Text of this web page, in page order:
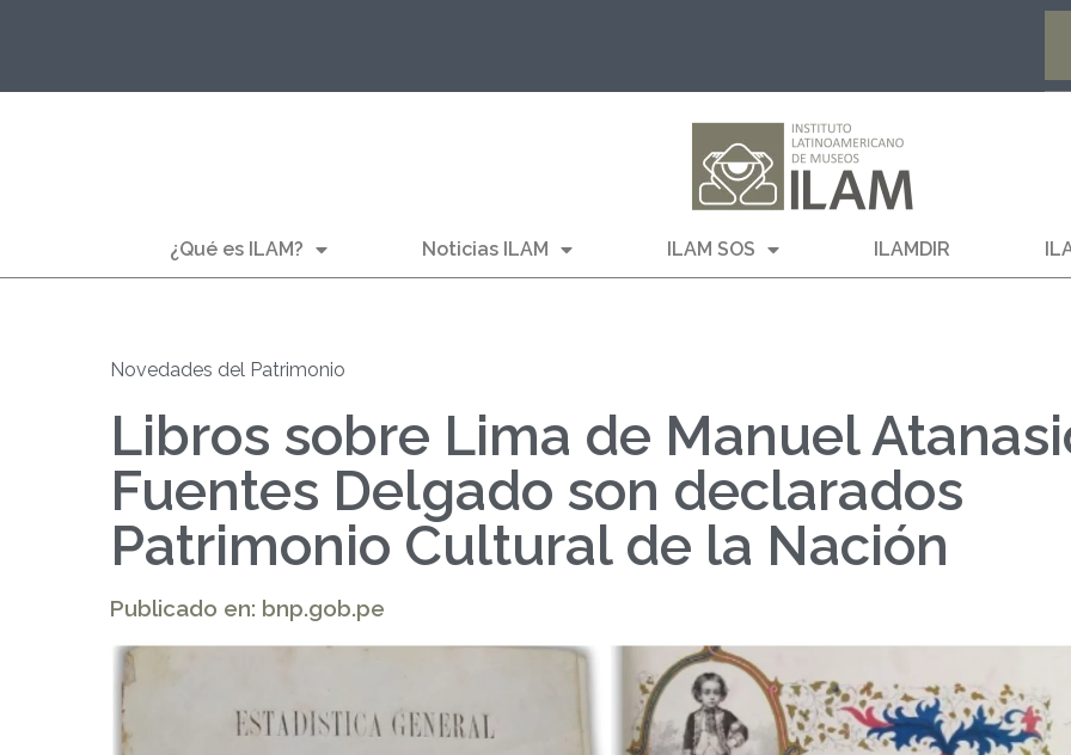
¿Qué es ILAM? Noticias ILAM ILAM SOS ILAMDIR
Novedades del Patrimonio
Libros sobre Lima de Manuel
Fuentes Delgado son declarados
Patrimonio Cultural de la Nación
Publicado en: bnp.gob.pe